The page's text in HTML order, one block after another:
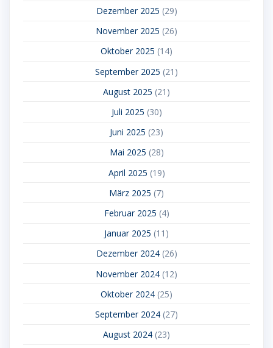
Dezember 2025 (29)
November 2025 (26)
Oktober 2025 (14)
September 2025 (21)
August 2025 (21)
Juli 2025 (30)
Juni 2025 (23)
Mai 2025 (28)
April 2025 (19)
März 2025 (7)
Februar 2025 (4)
Januar 2025 (11)
Dezember 2024(26)
November 2024 (12)
Oktober 2024 (25)
September 2024 (27)
August 2024 (23)